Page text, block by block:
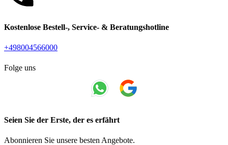
Kostenlose Bestell-, Service- & Beratungshotline
+498004566000
Folge uns
Seien Sie der Erste, der es erfährt
Abonnieren Sie unsere besten Angebote.